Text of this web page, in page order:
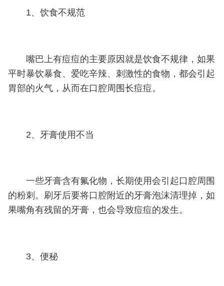
1、饮食不规范
嘴巴上有痘痘的主要原因就是饮食不规律，如果
平时暴饮暴食、爱吃辛辣、刺激性的食物，都会引起
胃部的火气，从而在口腔周围长痘痘。
2、牙膏使用不当
一些牙膏含有氟化物，长期使用会引起口腔周围
的粉刺。刷牙后要将口腔附近的牙膏泡沫清理掉，如
果嘴角有残留的牙膏，也会导致痘痘的发生。
3、便秘